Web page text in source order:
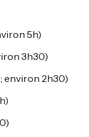
5h)
3h30)
environ 2h30)